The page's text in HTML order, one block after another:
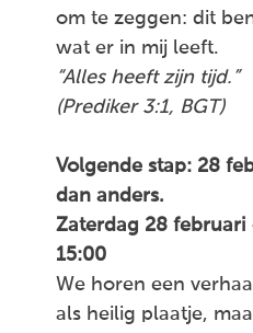
om te zeggen: dit
wat er in mij leeft.
“Alles heeft zijn tijd.”
(Prediker 3:1, BGT)
Volgende stap: 28
dan anders.
Zaterdag 28 februari
15:00
We horen een
als heilig plaatje,